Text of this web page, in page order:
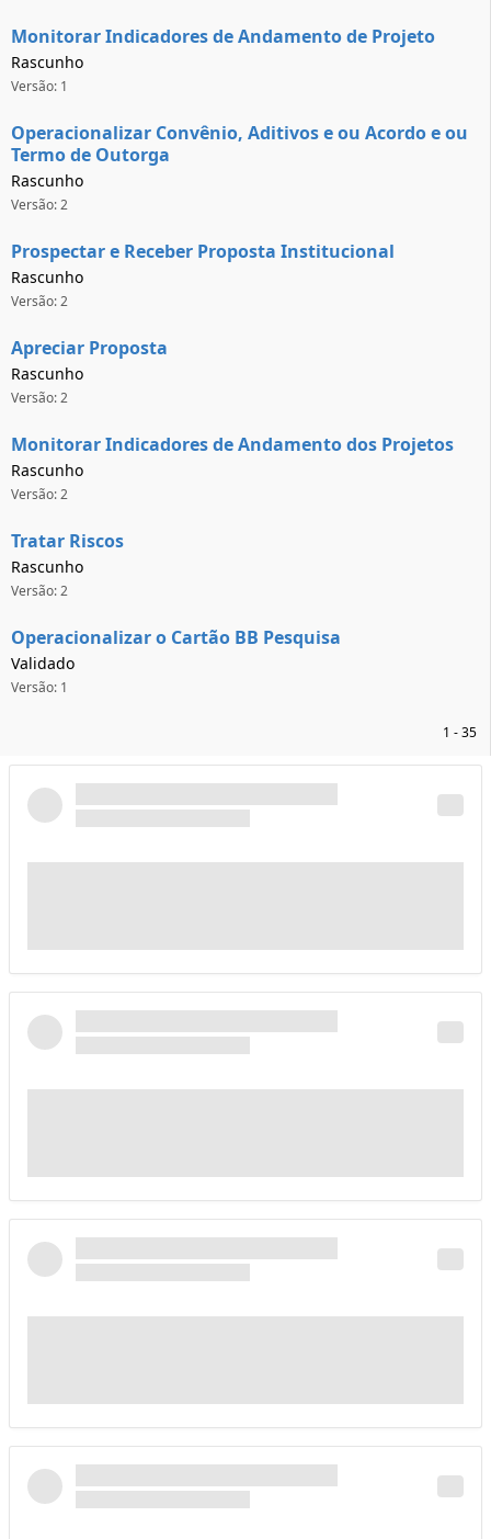
Monitorar Indicadores de Andamento de Projeto
Rascunho
Versão: 1
Operacionalizar Convênio, Aditivos e ou Acordo e ou
Termo de Outorga
Rascunho
Versão: 2
Prospectar e Receber Proposta Institucional
Rascunho
Versão: 2
Apreciar Proposta
Rascunho
Versão: 2
Monitorar Indicadores de Andamento dos Projetos
Rascunho
Versão: 2
Tratar Riscos
Rascunho
Versão: 2
Operacionalizar o Cartão BB Pesquisa
Validado
Versão: 1
1 - 35